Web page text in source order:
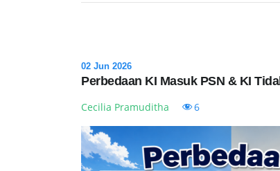
02 Jun 2026
Perbedaan KI Masuk PSN & KI
Cecilia Pramuditha 6